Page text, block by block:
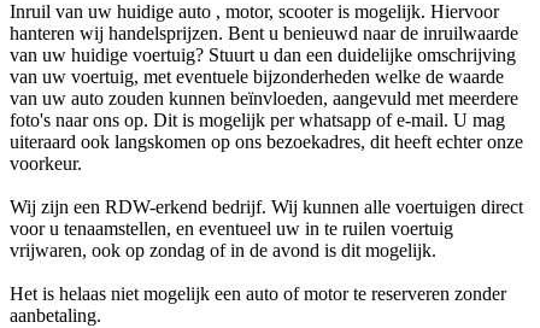
Inruil van uw huidige auto , motor, scooter is mogelijk. Hiervoor
hanteren wij handelsprijzen. Bent u benieuwd naar de inruilwaarde
van uw huidige voertuig? Stuurt u dan een duidelijke omschrijving
van uw voertuig, met eventuele bijzonderheden welke de waarde
van uw auto zouden kunnen beïnvloeden, aangevuld met meerdere
foto's naar ons op. Dit is mogelijk per whatsapp of e-mail. U mag
uiteraard ook langskomen op ons bezoekadres, dit heeft echter onze
voorkeur.
Wij zijn een RDW-erkend bedrijf. Wij kunnen alle voertuigen direct
voor u tenaamstellen, en eventueel uw in te ruilen voertuig
vrijwaren, ook op zondag of in de avond is dit mogelijk.
Het is helaas niet mogelijk een auto of motor te reserveren zonder
aanbetaling.